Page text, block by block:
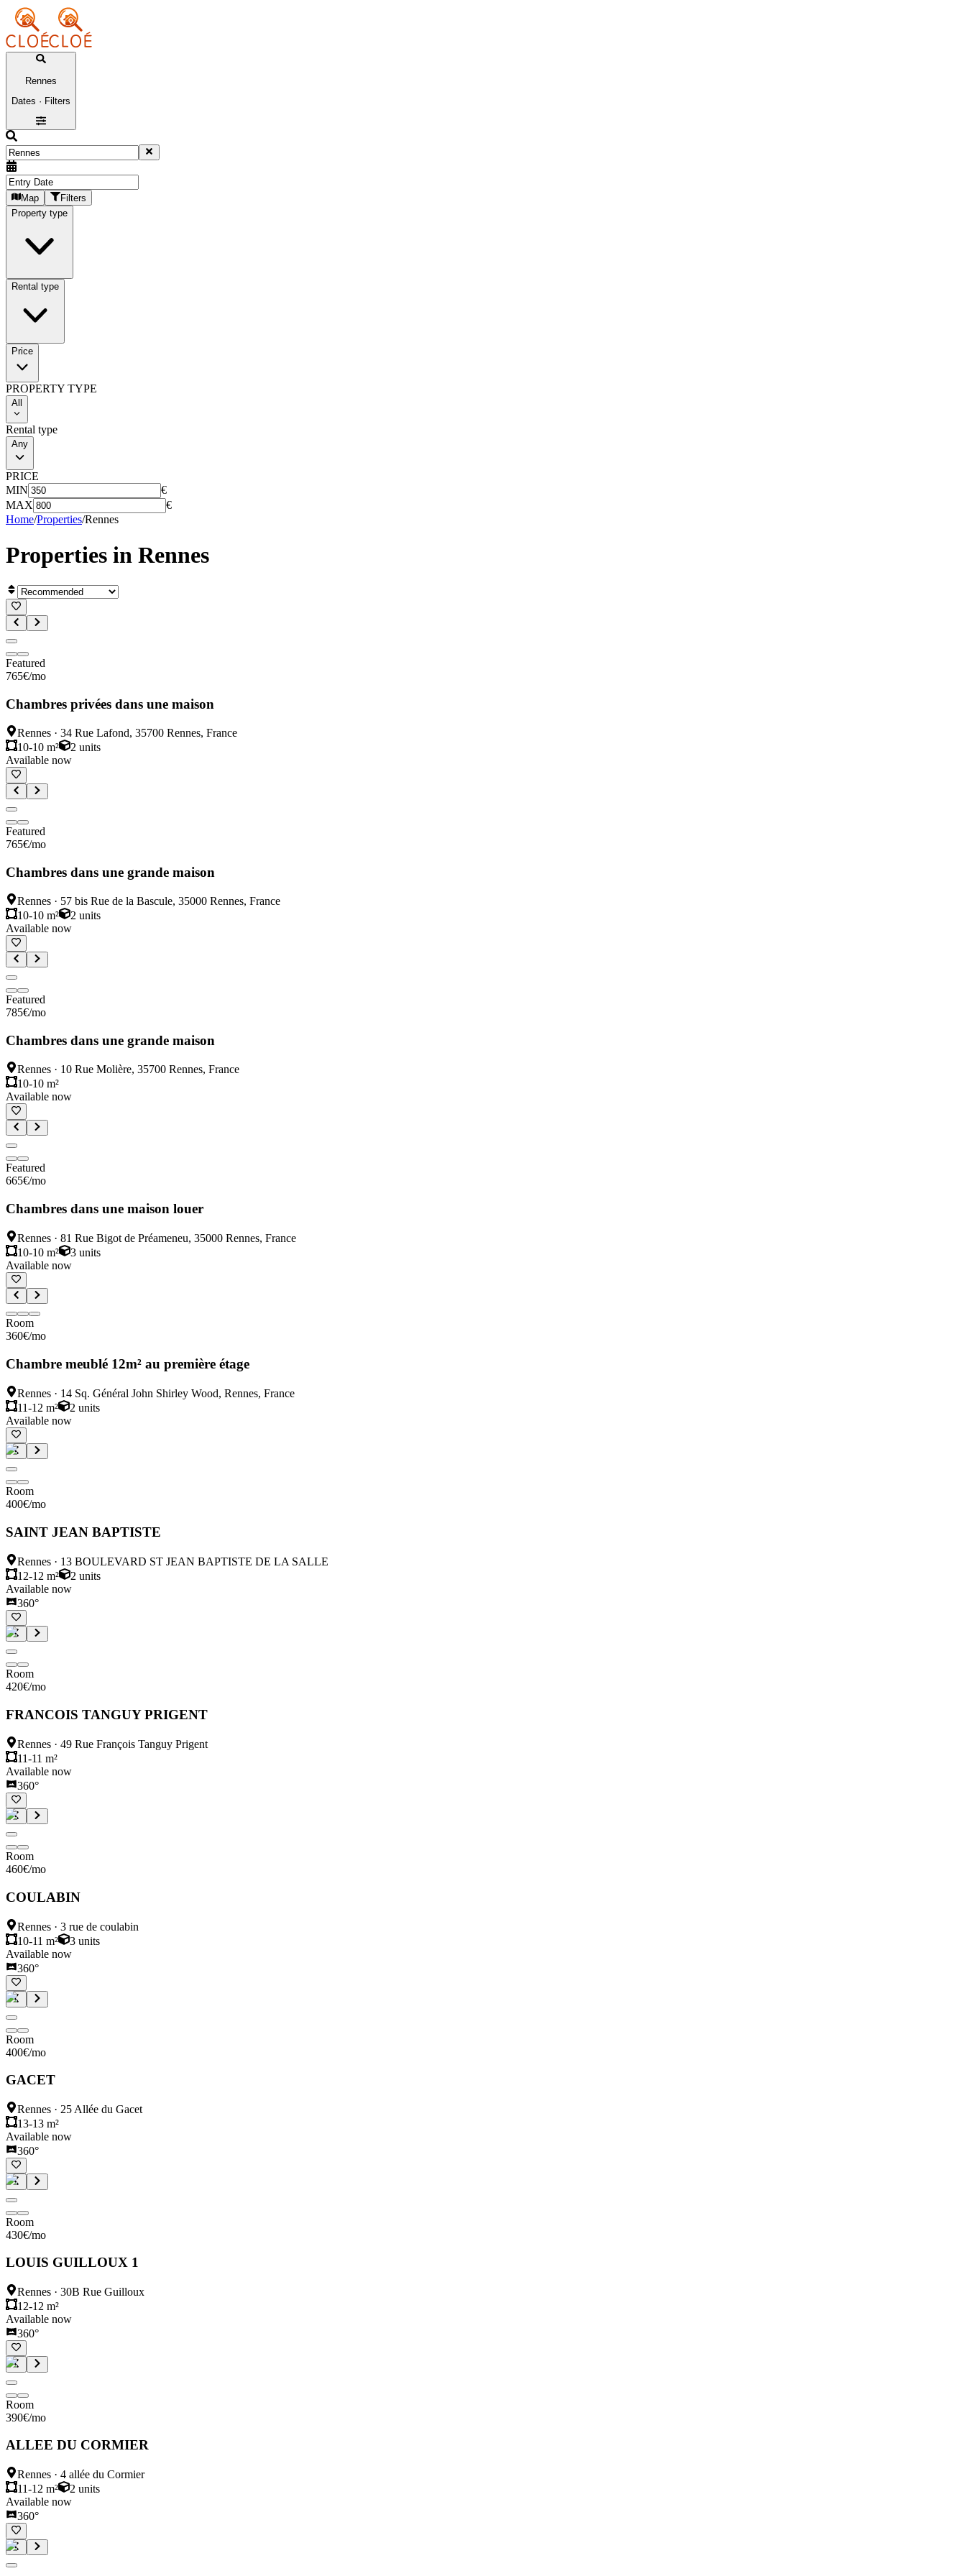
Rennes
Dates · Filters
Map
Filters
Property type
Rental type
Price
PROPERTY TYPE
All
Rental type
Any
PRICE
MIN
€
MAX
€
Home/Properties/Rennes
Properties in Rennes
Featured
765€/mo
Chambres privées dans une maison
Rennes · 34 Rue Lafond, 35700 Rennes, France
10-10 m²
2 units
Available now
Featured
765€/mo
Chambres dans une grande maison
Rennes · 57 bis Rue de la Bascule, 35000 Rennes, France
10-10 m²
2 units
Available now
Featured
785€/mo
Chambres dans une grande maison
Rennes · 10 Rue Molière, 35700 Rennes, France
10-10 m²
Available now
Featured
665€/mo
Chambres dans une maison louer
Rennes · 81 Rue Bigot de Préameneu, 35000 Rennes, France
10-10 m²
3 units
Available now
Room
360€/mo
Chambre meublé 12m² au première étage
Rennes · 14 Sq. Général John Shirley Wood, Rennes, France
11-12 m²
2 units
Available now
Room
400€/mo
SAINT JEAN BAPTISTE
Rennes · 13 BOULEVARD ST JEAN BAPTISTE DE LA SALLE
12-12 m²
2 units
Available now
360°
Room
420€/mo
FRANCOIS TANGUY PRIGENT
Rennes · 49 Rue François Tanguy Prigent
11-11 m²
Available now
360°
Room
460€/mo
COULABIN
Rennes · 3 rue de coulabin
10-11 m²
3 units
Available now
360°
Room
400€/mo
GACET
Rennes · 25 Allée du Gacet
13-13 m²
Available now
360°
Room
430€/mo
LOUIS GUILLOUX 1
Rennes · 30B Rue Guilloux
12-12 m²
Available now
360°
Room
390€/mo
ALLEE DU CORMIER
Rennes · 4 allée du Cormier
11-12 m²
2 units
Available now
360°